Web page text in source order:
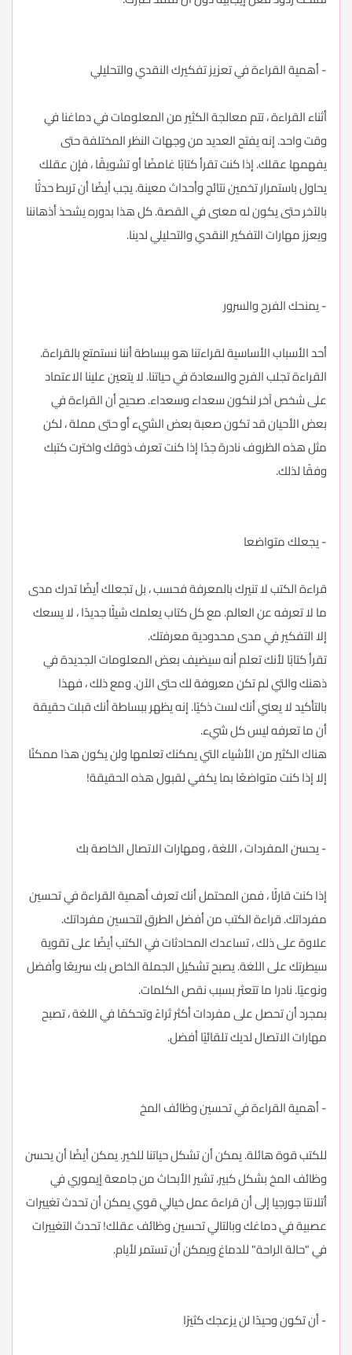
- أهمية القراءة في تعزيز تفكيرك النقدي والتحليلي
أثناء القراءة ، تتم معالجة الكثير من المعلومات في دماغنا في
وقت واحد. إنه يفتح العديد من وجهات النظر المختلفة حتى
يفهمها عقلك. إذا كنت تقرأ كتابًا غامضًا أو تشويقًا ، فإن عقلك
يحاول باستمرار تخمين نتائج وأحداث معينة. يجب أيضًا أن تربط حدثًا
بالآخر حتى يكون له معنى في القصة. كل هذا بدوره يشحذ أذهاننا
ويعزز مهارات التفكير النقدي والتحليلي لدينا.
- يمنحك الفرح والسرور
أحد الأسباب الأساسية لقراءتنا هو ببساطة أننا نستمتع بالقراءة.
القراءة تجلب الفرح والسعادة في حياتنا. لا يتعين علينا الاعتماد
على شخص آخر لنكون سعداء وسعداء. صحيح أن القراءة في
بعض الأحيان قد تكون صعبة بعض الشيء أو حتى مملة ، لكن
مثل هذه الظروف نادرة جدًا إذا كنت تعرف ذوقك واخترت كتبك
وفقًا لذلك.
- يجعلك متواضعا
قراءة الكتب لا تنيرك بالمعرفة فحسب ، بل تجعلك أيضًا تدرك مدى
ما لا تعرفه عن العالم. مع كل كتاب يعلمك شيئًا جديدًا ، لا يسعك
إلا التفكير في مدى محدودية معرفتك.
تقرأ كتابًا لأنك تعلم أنه سيضيف بعض المعلومات الجديدة في
ذهنك والتي لم تكن معروفة لك حتى الآن. ومع ذلك ، فهذا
بالتأكيد لا يعني أنك لست ذكيًا. إنه يظهر ببساطة أنك قبلت حقيقة
أن ما تعرفه ليس كل شيء.
هناك الكثير من الأشياء التي يمكنك تعلمها ولن يكون هذا ممكنًا
إلا إذا كنت متواضعًا بما يكفي لقبول هذه الحقيقة!
- يحسن المفردات ، اللغة ، ومهارات الاتصال الخاصة بك
إذا كنت قارئًا ، فمن المحتمل أنك تعرف أهمية القراءة في تحسين
مفرداتك. قراءة الكتب من أفضل الطرق لتحسين مفرداتك.
علاوة على ذلك ، تساعدك المحادثات في الكتب أيضًا على تقوية
سيطرتك على اللغة. يصبح تشكيل الجملة الخاص بك سريعًا وأفضل
ونوعيًا. نادرا ما تتعثر بسبب نقص الكلمات.
بمجرد أن تحصل على مفردات أكثر ثراءً وتحكمًا في اللغة ، تصبح
مهارات الاتصال لديك تلقائيًا أفضل.
- أهمية القراءة في تحسين وظائف المخ
للكتب قوة هائلة. يمكن أن تشكل حياتنا للخير. يمكن أيضًا أن يحسن
وظائف المخ بشكل كبير، تشير الأبحاث من جامعة إيموري في
أتلانتا جورجيا إلى أن قراءة عمل خيالي قوي يمكن أن تحدث تغييرات
عصبية في دماغك وبالتالي تحسين وظائف عقلك! تحدث التغييرات
في "حالة الراحة" للدماغ ويمكن أن تستمر لأيام.
- أن تكون وحيدًا لن يزعجك كثيرًا